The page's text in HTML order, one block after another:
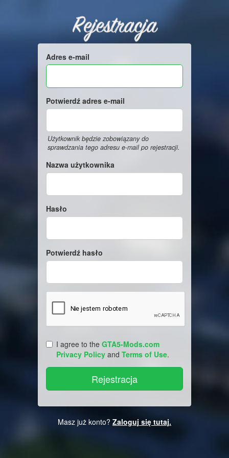
Rejestracja
Adres e-mail
Potwierdź adres e-mail
Użytkownik będzie zobowiązany do
sprawdzania tego adresu e-mail po rejestracji.
Nazwa użytkownika
Hasło
Potwierdź hasło
I agree to the GTA5-Mods.com
Privacy Policy and Terms of Use.
Masz już konto? Zaloguj się tutaj.